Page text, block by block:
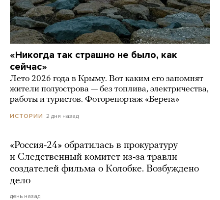
«Никогда так страшно не было, как
сейчас»
Лето 2026 года в Крыму. Вот каким его запомнят
жители полуострова — без топлива, электричества,
работы и туристов. Фоторепортаж «Берега»
ИСТОРИИ 2 дня назад
«Россия-24» обратилась в прокуратуру
и Следственный комитет из-за травли
создателей фильма о Колобке. Возбуждено
дело
день назад